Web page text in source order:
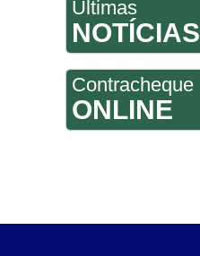
Últimas
NOTÍCIAS
Contracheque
ONLINE